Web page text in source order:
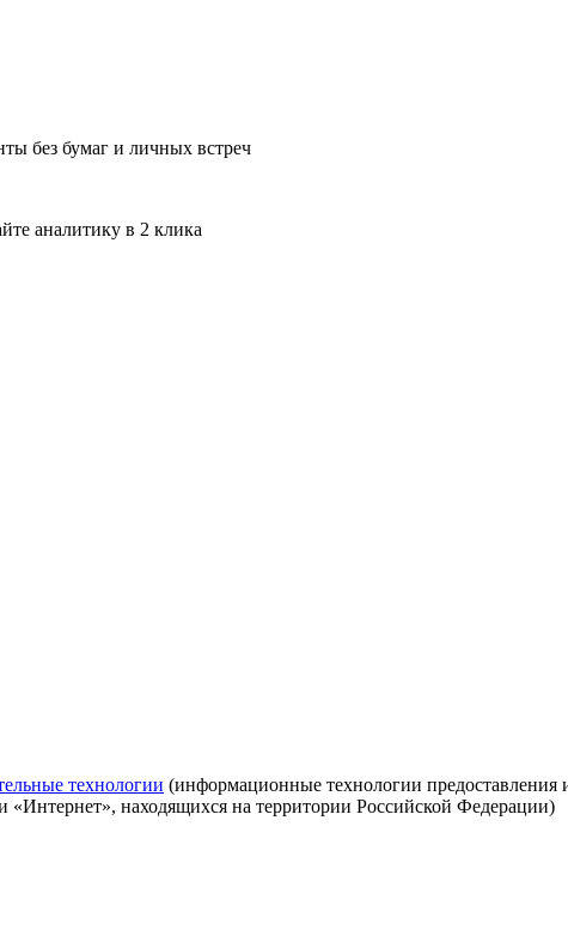
без бумаг и личных встреч
аналитику в 2 клика
технологии (информационные технологии предоставления
«Интернет», находящихся на территории Российской Федерации)